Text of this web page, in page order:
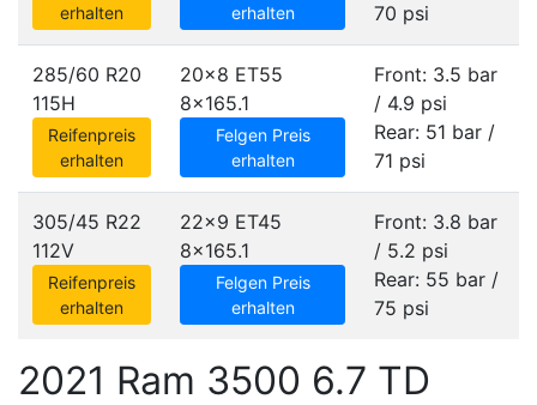
erhalten
erhalten
70 psi
285/60 R20
115H
Reifenpreis
erhalten
20x8 ET55
8x165.1
Felgen Preis
erhalten
Front: 3.5 bar
/ 4.9 psi
Rear: 51 bar /
71 psi
305/45 R22
112V
Reifenpreis
erhalten
22x9 ET45
8x165.1
Felgen Preis
erhalten
Front: 3.8 bar
/ 5.2 psi
Rear: 55 bar /
75 psi
2021 Ram 3500 6.7 TD